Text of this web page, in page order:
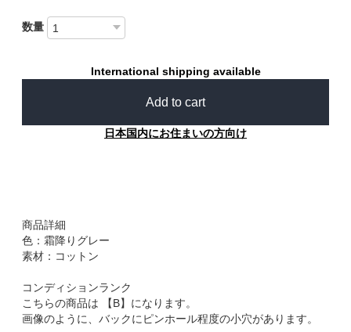
数量
International shipping available
Add to cart
日本国内にお住まいの方向け
商品詳細
色：霜降りグレー
素材：コットン
コンディションランク
こちらの商品は 【B】になります。
画像のように、バックにピンホール程度の小穴があります。